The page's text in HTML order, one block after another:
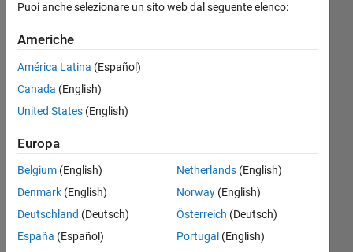
MB
25 Giu
2020
1
Risposta
accettata
Aggiornato
25 Giu
2020
Visualizzazioni
Puoi anche selezionare un sito web dal seguente elenco:
Americhe
América Latina (Español)
Canada (English)
United States (English)
Europa
Belgium (English)
Denmark (English)
Deutschland (Deutsch)
España (Español)
Netherlands(English)
Norway(English)
Österreich (Deutsch)
Portugal (English)